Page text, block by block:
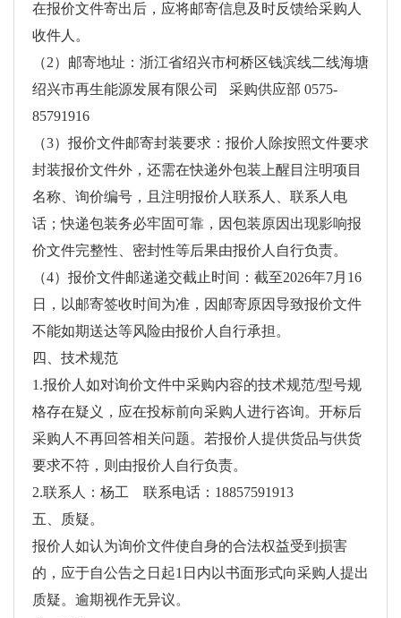
在报价文件寄出后，应将邮寄信息及时反馈给采购人
收件人。
（2）邮寄地址：浙江省绍兴市柯桥区钱滨线二线海塘
绍兴市再生能源发展有限公司 采购供应部 0575-
85791916
（3）报价文件邮寄封装要求：报价人除按照文件要求
封装报价文件外，还需在快递外包装上醒目注明项目
名称、询价编号，且注明报价人联系人、联系人电
话；快递包装务必牢固可靠，因包装原因出现影响报
价文件完整性、密封性等后果由报价人自行负责。
（4）报价文件邮递递交截止时间：截至2026年7月16
日，以邮寄签收时间为准，因邮寄原因导致报价文件
不能如期送达等风险由报价人自行承担。
四、技术规范
1.报价人如对询价文件中采购内容的技术规范/型号规
格存在疑义，应在投标前向采购人进行咨询。开标后
采购人不再回答相关问题。若报价人提供货品与供货
要求不符，则由报价人自行负责。
2.联系人：杨工 联系电话：18857591913
五、质疑。
报价人如认为询价文件使自身的合法权益受到损害
的，应于自公告之日起1日内以书面形式向采购人提出
质疑。逾期视作无异议。